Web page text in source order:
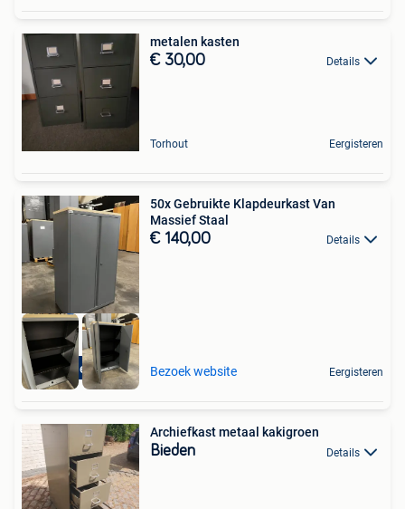
metalen kasten
€ 30,00 Details
Torhout Eergisteren
Gratis levering
50x Gebruikte Klapdeurkast Van
Massief Staal
€ 140,00 Details
Bezoek website Eergisteren
Archiefkast metaal kakigroen
Bieden Details